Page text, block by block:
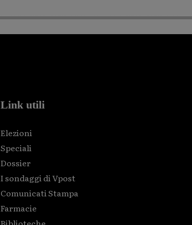
Link utili
Elezioni
Speciali
Dossier
I sondaggi di Vpost
Comunicati Stampa
Farmacie